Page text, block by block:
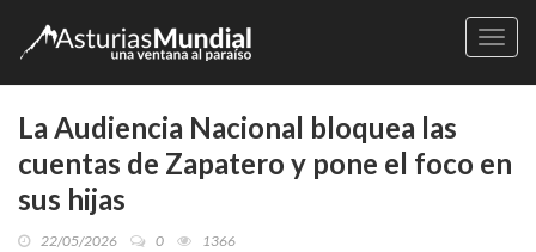
La Audiencia Nacional bloquea las
cuentas de Zapatero y pone el foco en
sus hijas
22/05/2026 0 1366